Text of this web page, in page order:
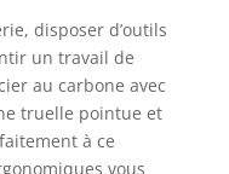
disposer d’outils
un travail de
au carbone avec
truelle pointue et
à ce
vous